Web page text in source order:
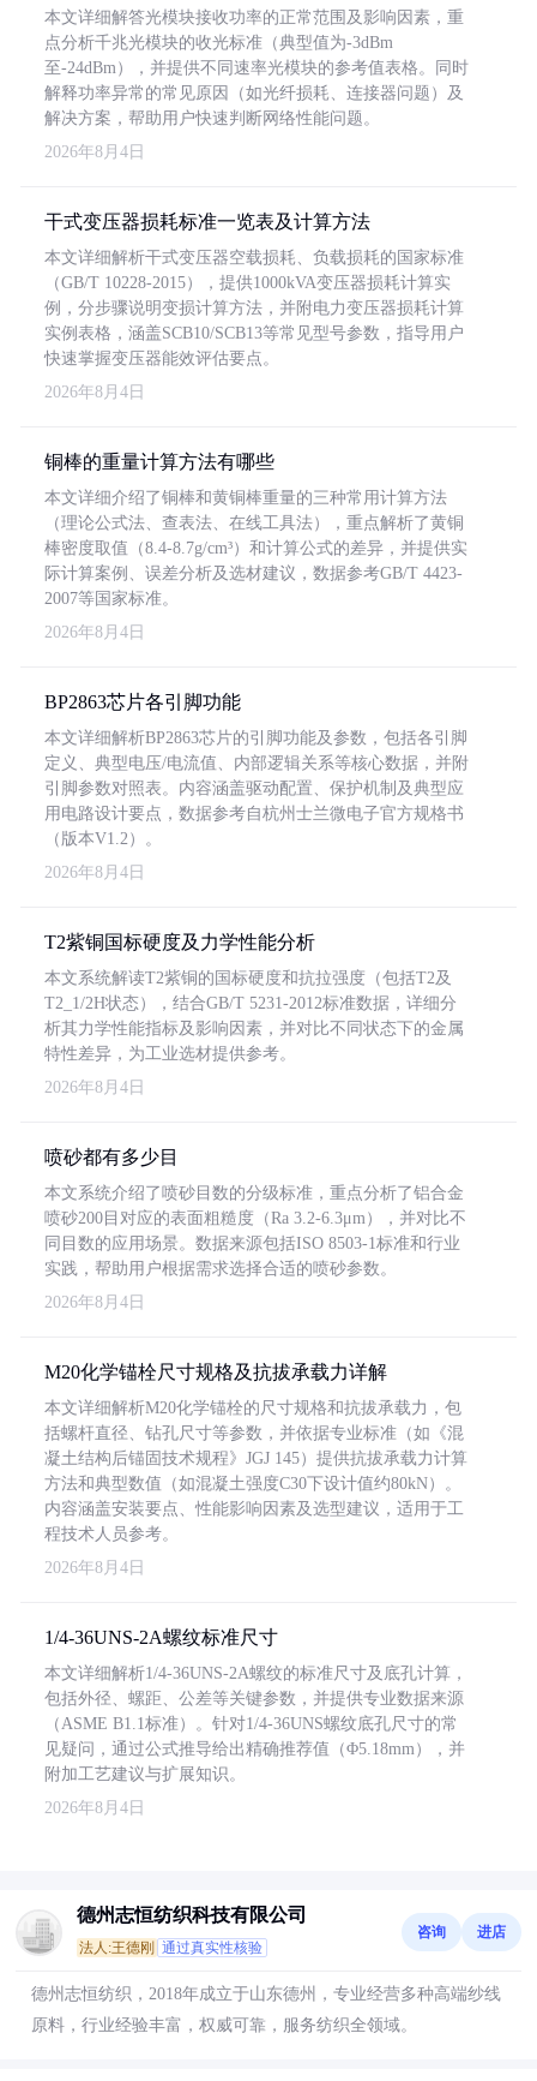
本文详细解答光模块接收功率的正常范围及影响因素，重
点分析千兆光模块的收光标准（典型值为-3dBm
至-24dBm），并提供不同速率光模块的参考值表格。同时
解释功率异常的常见原因（如光纤损耗、连接器问题）及
解决方案，帮助用户快速判断网络性能问题。
2026年8月4日
干式变压器损耗标准一览表及计算方法
本文详细解析干式变压器空载损耗、负载损耗的国家标准
（GB/T 10228-2015），提供1000kVA变压器损耗计算实
例，分步骤说明变损计算方法，并附电力变压器损耗计算
实例表格，涵盖SCB10/SCB13等常见型号参数，指导用户
快速掌握变压器能效评估要点。
2026年8月4日
铜棒的重量计算方法有哪些
本文详细介绍了铜棒和黄铜棒重量的三种常用计算方法
（理论公式法、查表法、在线工具法），重点解析了黄铜
棒密度取值（8.4-8.7g/cm³）和计算公式的差异，并提供实
际计算案例、误差分析及选材建议，数据参考GB/T 4423-
2007等国家标准。
2026年8月4日
BP2863芯片各引脚功能
本文详细解析BP2863芯片的引脚功能及参数，包括各引脚
定义、典型电压/电流值、内部逻辑关系等核心数据，并附
引脚参数对照表。内容涵盖驱动配置、保护机制及典型应
用电路设计要点，数据参考自杭州士兰微电子官方规格书
（版本V1.2）。
2026年8月4日
T2紫铜国标硬度及力学性能分析
本文系统解读T2紫铜的国标硬度和抗拉强度（包括T2及
T2_1/2H状态），结合GB/T 5231-2012标准数据，详细分
析其力学性能指标及影响因素，并对比不同状态下的金属
特性差异，为工业选材提供参考。
2026年8月4日
喷砂都有多少目
本文系统介绍了喷砂目数的分级标准，重点分析了铝合金
喷砂200目对应的表面粗糙度（Ra 3.2-6.3μm），并对比不
同目数的应用场景。数据来源包括ISO 8503-1标准和行业
实践，帮助用户根据需求选择合适的喷砂参数。
2026年8月4日
M20化学锚栓尺寸规格及抗拔承载力详解
本文详细解析M20化学锚栓的尺寸规格和抗拔承载力，包
括螺杆直径、钻孔尺寸等参数，并依据专业标准（如《混
凝土结构后锚固技术规程》JGJ 145）提供抗拔承载力计算
方法和典型数值（如混凝土强度C30下设计值约80kN）。
内容涵盖安装要点、性能影响因素及选型建议，适用于工
程技术人员参考。
2026年8月4日
1/4-36UNS-2A螺纹标准尺寸
本文详细解析1/4-36UNS-2A螺纹的标准尺寸及底孔计算，
包括外径、螺距、公差等关键参数，并提供专业数据来源
（ASME B1.1标准）。针对1/4-36UNS螺纹底孔尺寸的常
见疑问，通过公式推导给出精确推荐值（Φ5.18mm），并
附加工艺建议与扩展知识。
2026年8月4日
德州志恒纺织科技有限公司
法人:王德刚 通过真实性核验
咨询 进店
德州志恒纺织，2018年成立于山东德州，专业经营多种高端纱线
原料，行业经验丰富，权威可靠，服务纺织全领域。